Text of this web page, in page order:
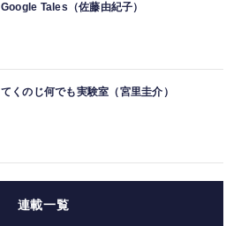
Google Tales（佐藤由紀子）
てくのじ何でも実験室（宮里圭介）
連載一覧